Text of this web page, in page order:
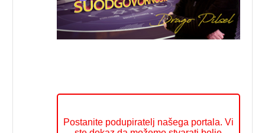
Postanite podupiratelj našega portala. Vi